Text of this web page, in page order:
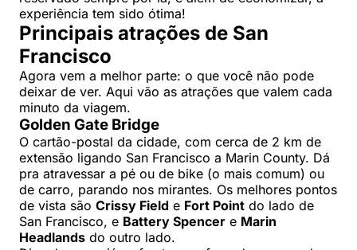
experiência tem sido ótima!
Principais atrações de San
Francisco
Agora vem a melhor parte: o que você não pode
deixar de ver. Aqui vão as atrações que valem cada
minuto da viagem.
Golden Gate Bridge
O cartão-postal da cidade, com cerca de 2 km de
extensão ligando San Francisco a Marin County. Dá
pra atravessar a pé ou de bike (o mais comum) ou
de carro, parando nos mirantes. Os melhores pontos
de vista são Crissy Field e Fort Point do lado de
San Francisco, e Battery Spencer e Marin
Headlands do outro lado.